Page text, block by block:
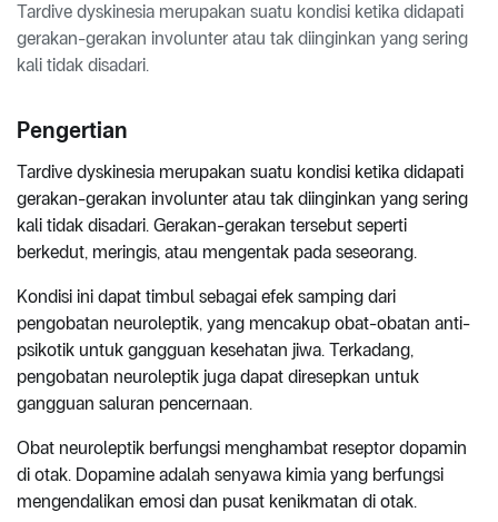
Tardive dyskinesia merupakan suatu kondisi ketika didapati
gerakan-gerakan involunter atau tak diinginkan yang sering
kali tidak disadari.
Pengertian
Tardive dyskinesia merupakan suatu kondisi ketika didapati
gerakan-gerakan involunter atau tak diinginkan yang sering
kali tidak disadari. Gerakan-gerakan tersebut seperti
berkedut, meringis, atau mengentak pada seseorang.
Kondisi ini dapat timbul sebagai efek samping dari
pengobatan neuroleptik, yang mencakup obat-obatan anti-
psikotik untuk gangguan kesehatan jiwa. Terkadang,
pengobatan neuroleptik juga dapat diresepkan untuk
gangguan saluran pencernaan.
Obat neuroleptik berfungsi menghambat reseptor dopamin
di otak. Dopamine adalah senyawa kimia yang berfungsi
mengendalikan emosi dan pusat kenikmatan di otak.